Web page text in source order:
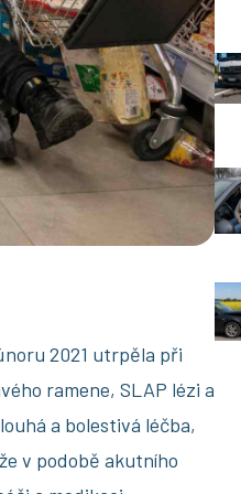
2021 utrpěla při
ramene, SLAP lézi a
a bolestivá léčba,
v podobě akutního